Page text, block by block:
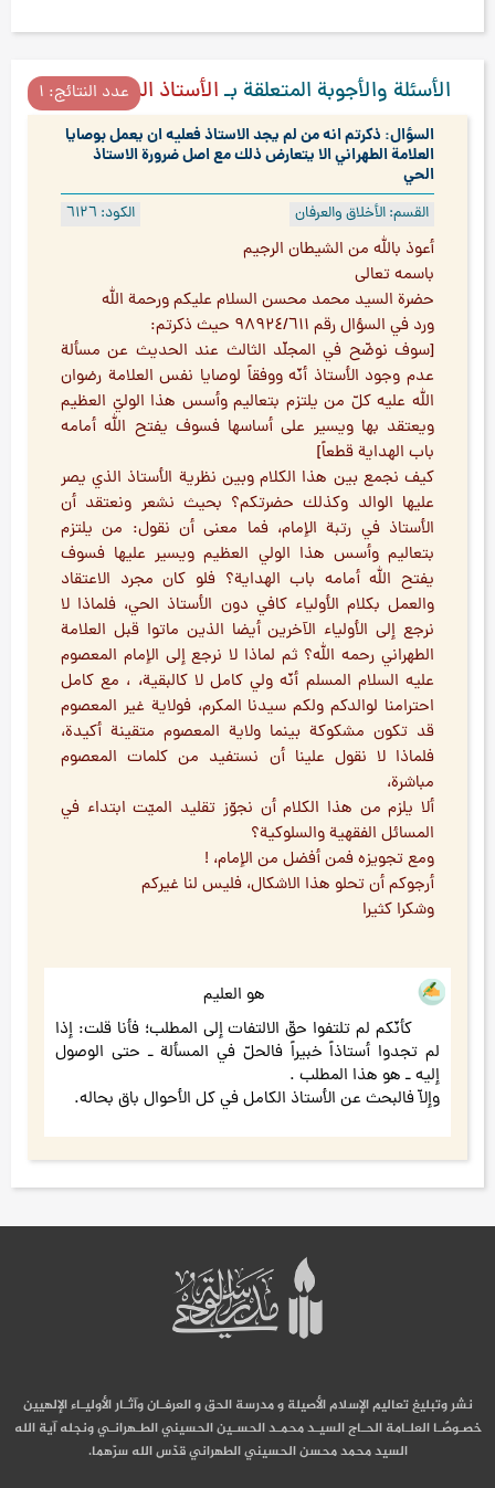
الأسئلة والأجوبة المتعلقة بـالأستاذ السلوكيعدد النتائج: ۱
السؤال: ذكرتم انه من لم يجد الاستاذ فعليه ان يعمل بوصايا
العلامة الطهراني الا يتعارض ذلك مع اصل ضرورة الاستاذ
الحي
الكود: ٦۱۲٦ القسم: الأخلاق والعرفان
أعوذ بالله من الشيطان الرجيم
باسمه تعالى
حضرة السيد محمد محسن السلام عليكم ورحمة الله
ورد في السؤال رقم ٩۸٩۲٤/٦۱۱ حيث ذكرتم:
[سوف نوضّح في المجلّد الثالث عند الحديث عن مسألة
عدم وجود الأستاذ أنّه ووفقاً لوصايا نفس العلامة رضوان
الله عليه كلّ من يلتزم بتعاليم وأسس هذا الوليّ العظيم
ويعتقد بها ويسير على أساسها فسوف يفتح الله أمامه
باب الهداية قطعاً]
كيف نجمع بين هذا الكلام وبين نظرية الأستاذ الذي يصر
عليها الوالد وكذلك حضرتكم؟ بحيث نشعر ونعتقد أن
الأستاذ في رتبة الإمام، فما معنى أن نقول: من يلتزم
بتعاليم وأسس هذا الولي العظيم ويسير عليها فسوف
يفتح الله أمامه باب الهداية؟ فلو كان مجرد الاعتقاد
والعمل بكلام الأولياء كافي دون الأستاذ الحي، فلماذا لا
نرجع إلى الأولياء الآخرين أيضا الذين ماتوا قبل العلامة
الطهراني رحمه الله؟ ثم لماذا لا نرجع إلى الإمام المعصوم
عليه السلام المسلم أنّه ولي كامل لا كالبقية، ، مع كامل
احترامنا لوالدكم ولكم سيدنا المكرم، فولاية غير المعصوم
قد تكون مشكوكة بينما ولاية المعصوم متقينة أكيدة،
فلماذا لا نقول علينا أن نستفيد من كلمات المعصوم
مباشرة،
ألا يلزم من هذا الكلام أن نجوّز تقليد الميّت ابتداء في
المسائل الفقهية والسلوكية؟
ومع تجويزه فمن أفضل من الإمام، !
أرجوكم أن تحلو هذا الاشكال، فليس لنا غيركم
وشكرا كثيرا
هو العليم
كأنّكم لم تلتفوا حقّ الالتفات إلى المطلب؛ فأنا قلت: إذا
لم تجدوا أستاذاً خبيراً فالحلّ في المسألة ـ حتى الوصول
إليه ـ هو هذا المطلب .
وإلاّ فالبحث عن الأستاذ الكامل في كل الأحوال باق بحاله.
نشر وتبليغ تعاليم الإسلام الأصيلة و مدرسة الحق و العرفـان وآثـار الأوليـاء الإلهيين
خصـوصًـا العلـامة الحـاج السيـد محمـد الحسـين الحسيني الطـهرانـي ونجله آية الله
السيد محمد محسن الحسيني الطهراني قدّس الله سرّهما.